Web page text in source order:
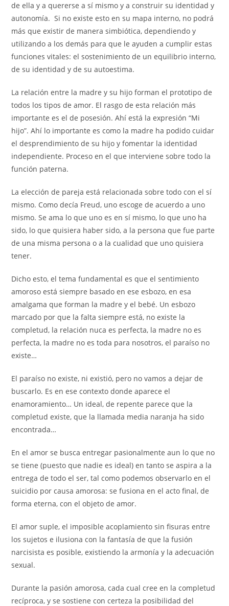
de ella y a quererse a sí mismo y a construir su identidad y
autonomía. Si no existe esto en su mapa interno, no podrá
más que existir de manera simbiótica, dependiendo y
utilizando a los demás para que le ayuden a cumplir estas
funciones vitales: el sostenimiento de un equilibrio interno,
de su identidad y de su autoestima.
La relación entre la madre y su hijo forman el prototipo de
todos los tipos de amor. El rasgo de esta relación más
importante es el de posesión. Ahí está la expresión “Mi
hijo”. Ahí lo importante es como la madre ha podido cuidar
el desprendimiento de su hijo y fomentar la identidad
independiente. Proceso en el que interviene sobre todo la
función paterna.
La elección de pareja está relacionada sobre todo con el sí
mismo. Como decía Freud, uno escoge de acuerdo a uno
mismo. Se ama lo que uno es en sí mismo, lo que uno ha
sido, lo que quisiera haber sido, a la persona que fue parte
de una misma persona o a la cualidad que uno quisiera
tener.
Dicho esto, el tema fundamental es que el sentimiento
amoroso está siempre basado en ese esbozo, en esa
amalgama que forman la madre y el bebé. Un esbozo
marcado por que la falta siempre está, no existe la
completud, la relación nuca es perfecta, la madre no es
perfecta, la madre no es toda para nosotros, el paraíso no
existe…
El paraíso no existe, ni existió, pero no vamos a dejar de
buscarlo. Es en ese contexto donde aparece el
enamoramiento… Un ideal, de repente parece que la
completud existe, que la llamada media naranja ha sido
encontrada…
En el amor se busca entregar pasionalmente aun lo que no
se tiene (puesto que nadie es ideal) en tanto se aspira a la
entrega de todo el ser, tal como podemos observarlo en el
suicidio por causa amorosa: se fusiona en el acto final, de
forma eterna, con el objeto de amor.
El amor suple, el imposible acoplamiento sin fisuras entre
los sujetos e ilusiona con la fantasía de que la fusión
narcisista es posible, existiendo la armonía y la adecuación
sexual.
Durante la pasión amorosa, cada cual cree en la completud
recíproca, y se sostiene con certeza la posibilidad del